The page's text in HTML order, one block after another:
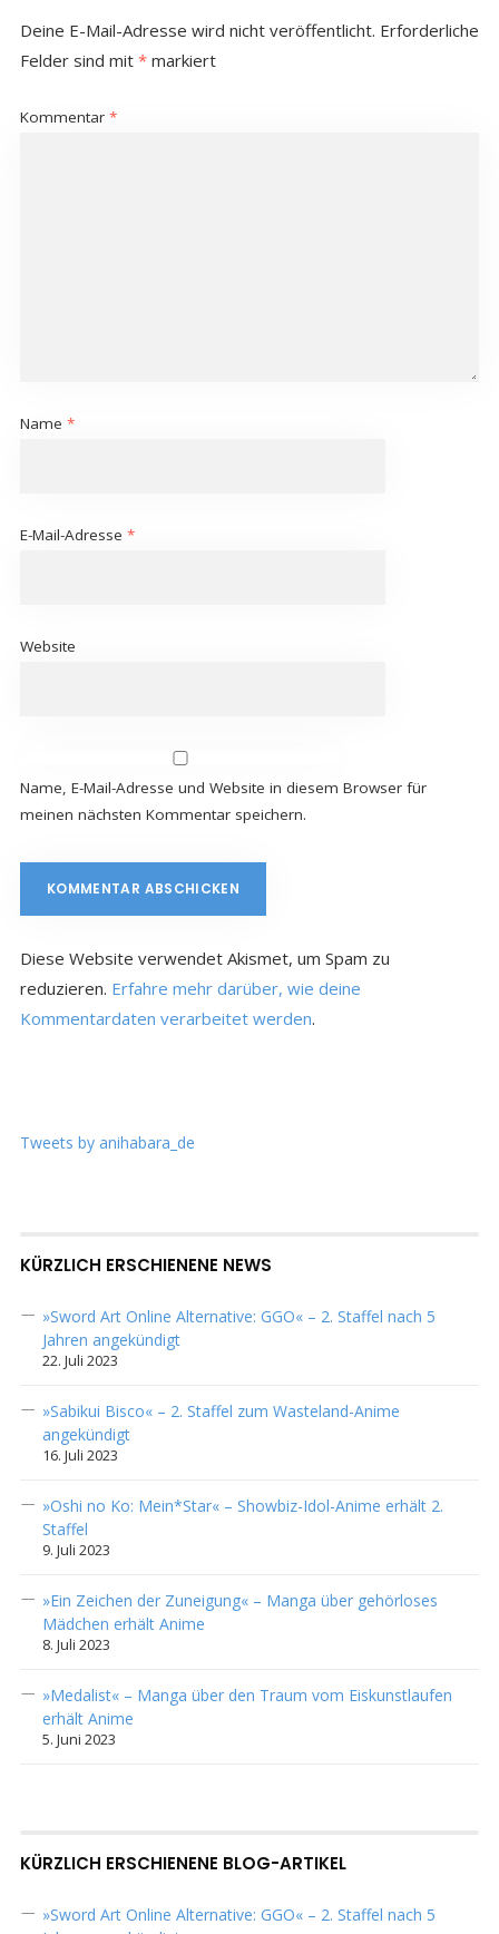
Deine E-Mail-Adresse wird nicht veröffentlicht. Erforderliche
Felder sind mit *markiert
Kommentar *
Name *
E-Mail-Adresse *
Website
Name, E-Mail-Adresse und Website in diesem Browser für
meinen nächsten Kommentar speichern.
Diese Website verwendet Akismet, um Spam zu
reduzieren. Erfahre mehr darüber, wie deine
Kommentardaten verarbeitet werden.
Tweets by anihabara_de
KÜRZLICH ERSCHIENENE NEWS
»Sword Art Online Alternative: GGO« – 2. Staffel nach 5
Jahren angekündigt
22. Juli 2023
»Sabikui Bisco« – 2. Staffel zum Wasteland-Anime
angekündigt
16. Juli 2023
»Oshi no Ko: Mein*Star« – Showbiz-Idol-Anime erhält 2.
Staffel
9. Juli 2023
»Ein Zeichen der Zuneigung« – Manga über gehörloses
Mädchen erhält Anime
8. Juli 2023
»Medalist« – Manga über den Traum vom Eiskunstlaufen
erhält Anime
5. Juni 2023
KÜRZLICH ERSCHIENENE BLOG-ARTIKEL
»Sword Art Online Alternative: GGO« – 2. Staffel nach 5